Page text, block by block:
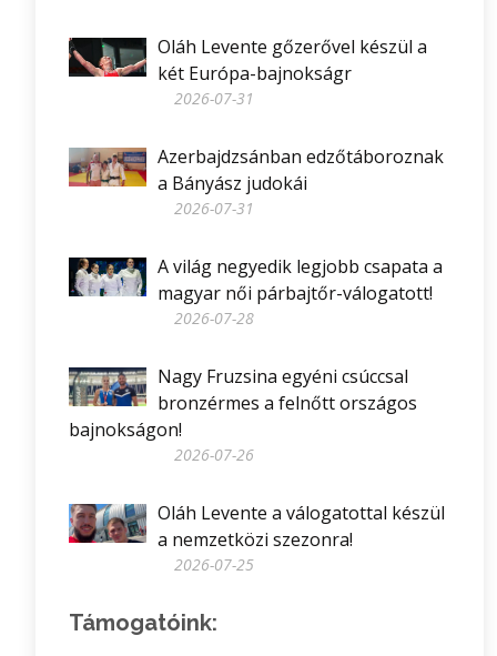
Oláh Levente gőzerővel készül a
két Európa-bajnokságr
2026-07-31
Azerbajdzsánban edzőtáboroznak
a Bányász judokái
2026-07-31
A világ negyedik legjobb csapata a
magyar női párbajtőr-válogatott!
2026-07-28
Nagy Fruzsina egyéni csúccsal
bronzérmes a felnőtt országos
bajnokságon!
2026-07-26
Oláh Levente a válogatottal készül
a nemzetközi szezonra!
2026-07-25
Támogatóink: